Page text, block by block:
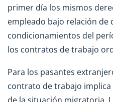
primer día los mismos
empleado bajo relación de
condicionamientos del
los contratos de trabajo
Para los pasantes
contrato de trabajo